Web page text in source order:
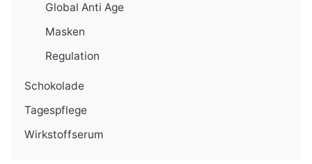
Global Anti Age
Masken
Regulation
Schokolade
Tagespflege
Wirkstoffserum